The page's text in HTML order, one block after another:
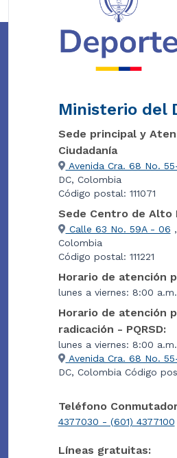
Ministerio del
Sede principal y
Ciudadanía
Avenida Cra. 68 No.
DC, Colombia
Código postal: 111071
Sede Centro de Alto
Calle 63 No. 59A - 06
Colombia
Código postal: 111221
Horario de atención
lunes a viernes: 8:00
Horario de atención
radicación - PQRSD:
lunes a viernes: 8:00
Avenida Cra. 68 No.
DC, Colombia Código
Teléfono
4377030 - (601) 4377100
Líneas gratuitas: